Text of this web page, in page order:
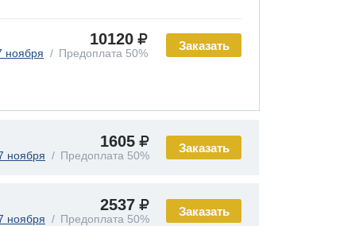
Заказать
10120
ноября Предоплата 50%
Заказать
1605
ноября Предоплата 50%
Заказать
2537
ноября Предоплата 50%